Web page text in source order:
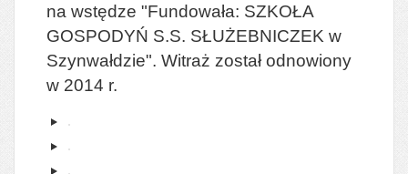
na wstędze "Fundowała: SZKOŁA
GOSPODYŃ S.S. SŁUŻEBNICZEK w
Szynwałdzie". Witraż został odnowiony
w 2014 r.